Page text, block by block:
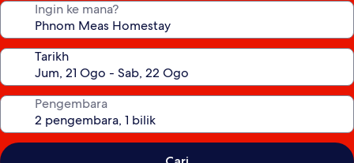
Ingin ke mana?
Tarikh
Pengembara